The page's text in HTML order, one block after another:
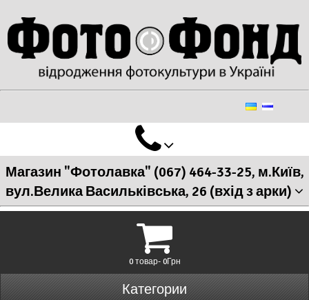
Магазин "Фотолавка" (067) 464-33-25, м.Київ,
вул.Велика Васильківська, 26 (вхід з арки)
0 товар- 0Грн
Категории